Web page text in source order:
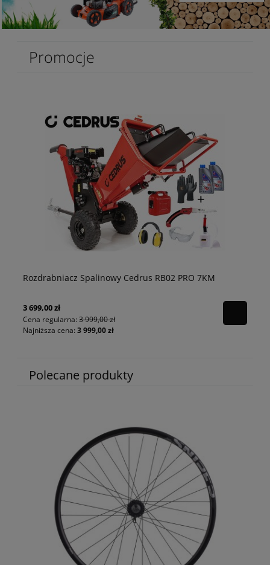
Promocje
Rozdrabniacz Spalinowy Cedrus RB02 PRO 7KM
3 699,00 zł
Cena regularna: 3 999,00 zł
Najniższa cena: 3 999,00 zł
Polecane produkty